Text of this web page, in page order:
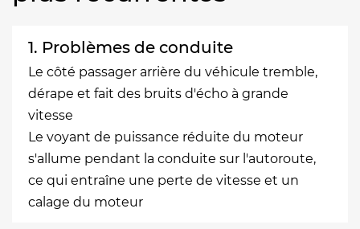
1. Problèmes de conduite
Le côté passager arrière du véhicule tremble,
dérape et fait des bruits d'écho à grande
vitesse
Le voyant de puissance réduite du moteur
s'allume pendant la conduite sur l'autoroute,
ce qui entraîne une perte de vitesse et un
calage du moteur